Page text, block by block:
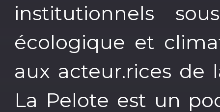
institutionnels
écologique et
aux acteur.rices de
La Pelote est un